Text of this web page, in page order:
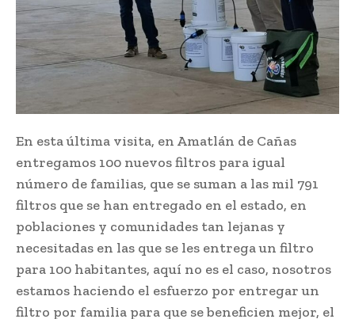
En esta última visita, en Amatlán de Cañas
entregamos 100 nuevos filtros para igual
número de familias, que se suman a las mil 791
filtros que se han entregado en el estado, en
poblaciones y comunidades tan lejanas y
necesitadas en las que se les entrega un filtro
para 100 habitantes, aquí no es el caso, nosotros
estamos haciendo el esfuerzo por entregar un
filtro por familia para que se beneficien mejor, el